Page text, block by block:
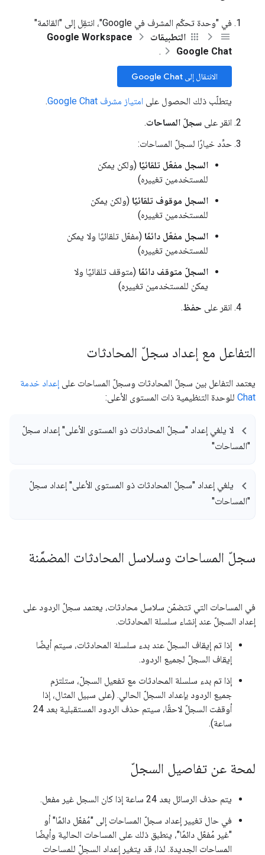
في "وحدة تحكّم المشرف في Google"، انتقِل إلى "القائمة"
التطبيقات
Google Workspace
Google Chat
.
الانتقال إلى Google Chat
يتطلّب ذلك الحصول على امتياز مشرف Google Chat
.
انقر على سجلّ المساحات.
حدِّد خيارًا لسجلّ المساحات:
السجل مفعّل تلقائيًا (ولكن يمكن
للمستخدمين تغييره)
السجل موقوف تلقائيًا (ولكن يمكن
للمستخدمين تغييره)
السجل مفعّل دائمًا (مفعّل تلقائيًا ولا يمكن
للمستخدمين تغييره)
السجلّ متوقف دائمًا (متوقف تلقائيًا ولا
يمكن للمستخدمين تغييره)
انقر على حفظ.
التفاعل مع إعداد سجلّ المحادثات
يعتمد التفاعل بين سجلّ المحادثات وسجلّ المساحات على إعداد خدمة
Chat للوحدة التنظيمية ذات المستوى الأعلى:
لا يلغي إعداد "سجلّ المحادثات ذو المستوى الأعلى" إعداد سجلّ
"المساحات"
يلغي إعداد "سجلّ المحادثات ذو المستوى الأعلى" إعداد سجلّ
"المساحات"
سجلّ المساحات وسلاسل المحادثات المضمَّنة
في المساحات التي تتضمّن سلاسل محادثات، يعتمد سجلّ الردود على
إعداد السجلّ عند إنشاء سلسلة المحادثات.
إذا تم إيقاف السجلّ عند بدء سلسلة المحادثات، سيتم أيضًا
إيقاف السجلّ لجميع الردود.
إذا تم بدء سلسلة المحادثات مع تفعيل السجلّ، ستلتزم
جميع الردود بإعداد السجلّ الحالي. (على سبيل المثال، إذا
أوقفت السجلّ لاحقًا، سيتم حذف الردود المستقبلية بعد 24
ساعة).
لمحة عن تفاصيل السجلّ
يتم حذف الرسائل بعد 24 ساعة إذا كان السجل غير مفعل.
في حال تغيير إعداد سجلّ المساحات إلى "مُفعّل دائمًا" أو
"غير مُفعّل دائمًا"، ينطبق ذلك على المساحات الحالية وأيضًا
المساحات الجديدة. لذا، قد يتغير إعداد السجلّ للمساحات